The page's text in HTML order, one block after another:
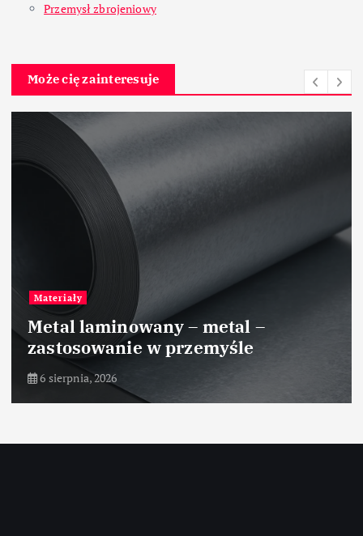
Przemysł zbrojeniowy
Może cię zainteresuje
Materiały
Metal laminowany – metal –
zastosowanie w przemyśle
6 sierpnia, 2026